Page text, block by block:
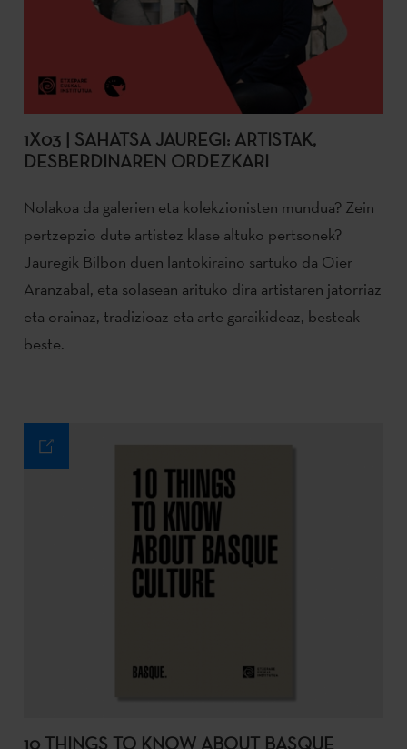
1X03 | SAHATSA JAUREGI: ARTISTAK,
DESBERDINAREN ORDEZKARI
Nolakoa da galerien eta kolekzionisten mundua? Zein
pertzepzio dute artistez klase altuko pertsonek?
Jauregik Bilbon duen lantokiraino sartuko da Oier
Aranzabal, eta solasean arituko dira artistaren jatorriaz
eta orainaz, tradizioaz eta arte garaikideaz, besteak
beste.
10 THINGS TO KNOW ABOUT BASQUE